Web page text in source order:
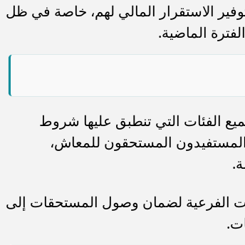
الاستقرار المالي لهم، خاصة في ظل
الماضية.
صرف معاشات مارس 2026 يشمل جميع الفئات التي تنطبق عليها شروط
المستفيدون المستحقون للمعاش،
الفرعية لضمان وصول المستحقات إلى